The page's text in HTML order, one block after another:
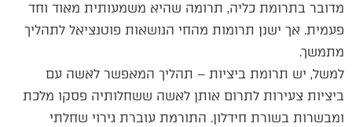
מדובר בתרומת כליה, תרומה שהיא משמעותית מאוד וחד
פעמית. אך ישנן תרומות מהחי הנושאות פוטנציאל לתהליך
מתמשך.
למשל, יש תרומת ביציות – תהליך המאפשר לאשה עם
ביציות צעירות לתרום אותן לאשה ששחלותיה פסקו מלכת
ומבשרות בשורת חידלון. התורמת עוברת גירוי שחלתי